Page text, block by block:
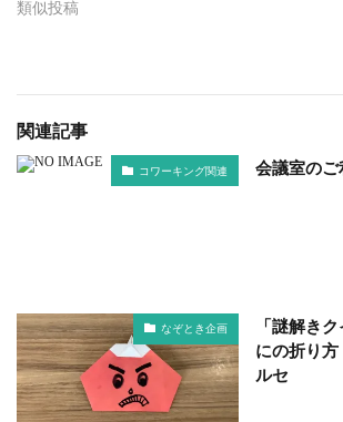
類似投稿
関連記事
コワーキング関連 会議室の
なぞとき企画
「謎解き
にの折り
ルセ